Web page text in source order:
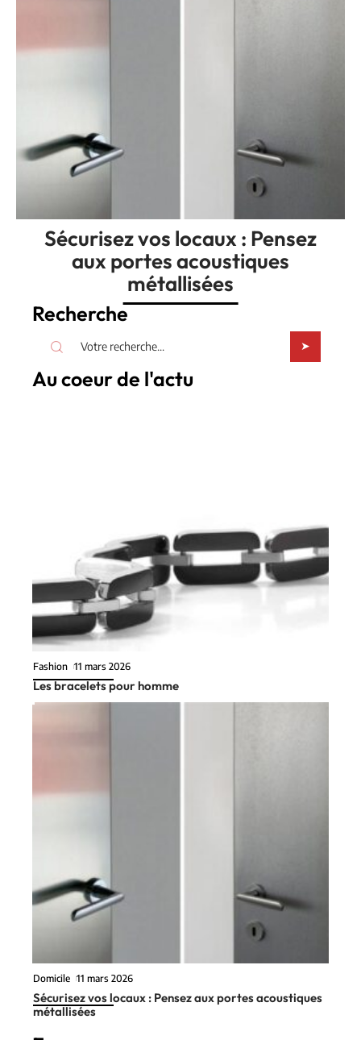
Sécurisez vos locaux : Pensez
aux portes acoustiques
métallisées
Recherche
Au coeur de l'actu
Fashion 11 mars 2026
Les bracelets pour homme
Domicile 11 mars 2026
Sécurisez vos locaux : Pensez aux portes acoustiques
métallisées